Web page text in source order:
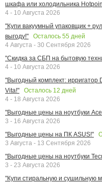
шкафа или холодильника
4 - 10 Августа 2026
"Купи вакуумный упаковщик +
выгоду!"
Осталось 55 дней
4 Августа - 30 Сентября 2026
"Скидка за СБП на бытовую
4 - 10 Августа 2026
"Выгодный комплект: ирригатор
Vita!"
Осталось 12 дней
4 - 18 Августа 2026
"Выгодные цены на ноутбуки
3 - 16 Августа 2026
"Выгодные цены на ПК ASUS!"
3 Августа - 13 Сентября 2026
"Выгодные цены на ноутбуки
3 - 23 Августа 2026
"Купи стиральную и сушильную